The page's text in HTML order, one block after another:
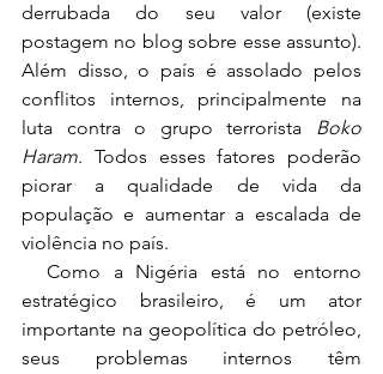
derrubada do seu valor (existe
postagem no blog sobre esse assunto).
Além disso, o país é assolado pelos
conflitos internos, principalmente na
luta contra o grupo terrorista Boko
Haram. Todos esses fatores poderão
piorar a qualidade de vida da
população e aumentar a escalada de
violência no país.
Como a Nigéria está no entorno
estratégico brasileiro, é um ator
importante na geopolítica do petróleo,
seus problemas internos têm